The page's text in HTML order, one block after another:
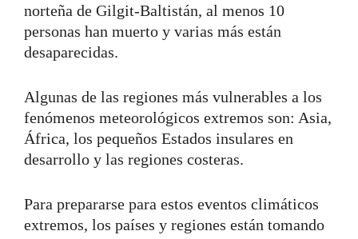
norteña de Gilgit-Baltistán, al menos 10
personas han muerto y varias más están
desaparecidas.
Algunas de las regiones más vulnerables a los
fenómenos meteorológicos extremos son: Asia,
África, los pequeños Estados insulares en
desarrollo y las regiones costeras.
Para prepararse para estos eventos climáticos
extremos, los países y regiones están tomando